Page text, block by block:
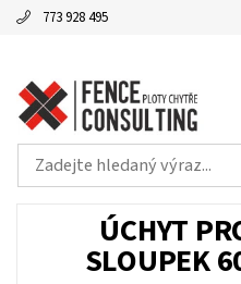
773 928 495
ÚCHYT
SLOUPEK